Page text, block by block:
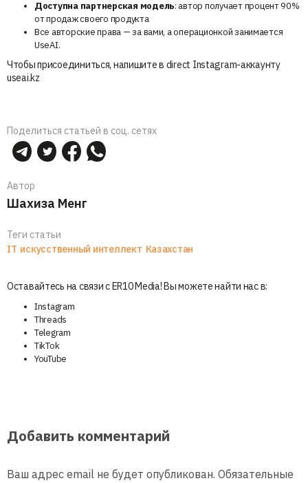
Доступна партнерская модель: автор получает процент 90%
от продаж своего продукта
Все авторские права — за вами, а операционкой занимается
UseAI.
Чтобы присоединиться, напишите в direct Instagram-аккаунту
useai.kz
Поделиться статьей в соц. сетях
Автор
Шахиза Менг
Теги статьи
IT искусственный интеллект Казахстан
Оставайтесь на связи с ER10 Media! Вы можете найти нас в:
Instagram
Threads
Telegram
TikTok
YouTube
Добавить комментарий
Ваш адрес email не будет опубликован. Обязательные